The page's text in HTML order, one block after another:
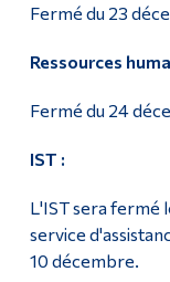
Fermé du 23
Ressources
Fermé du 24
IST :
L'IST sera fermé
service
10 décembre.